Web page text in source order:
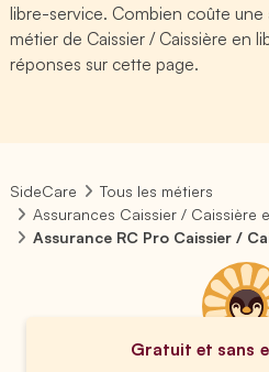
libre-service. Combien coûte une
métier de Caissier / Caissière en
réponses sur cette page.
SideCare
Tous les métiers
Assurances Caissier / Caissière
Assurance RC Pro Caissier /
Gratuit et sans